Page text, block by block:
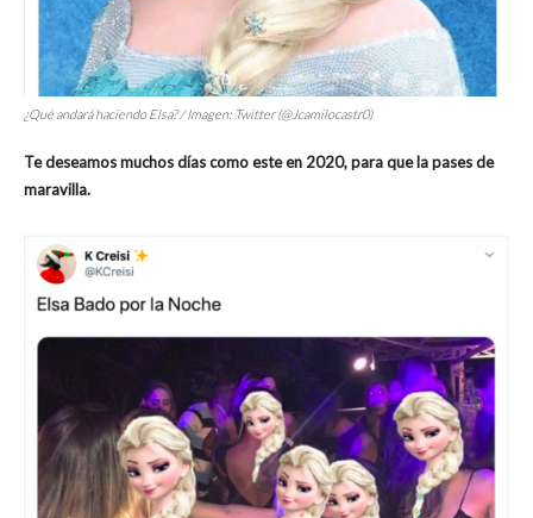
¿Qué andará haciendo Elsa? / Imagen: Twitter (@Jcamilocastr0)
Te deseamos muchos días como este en 2020, para que la pases de
maravilla.